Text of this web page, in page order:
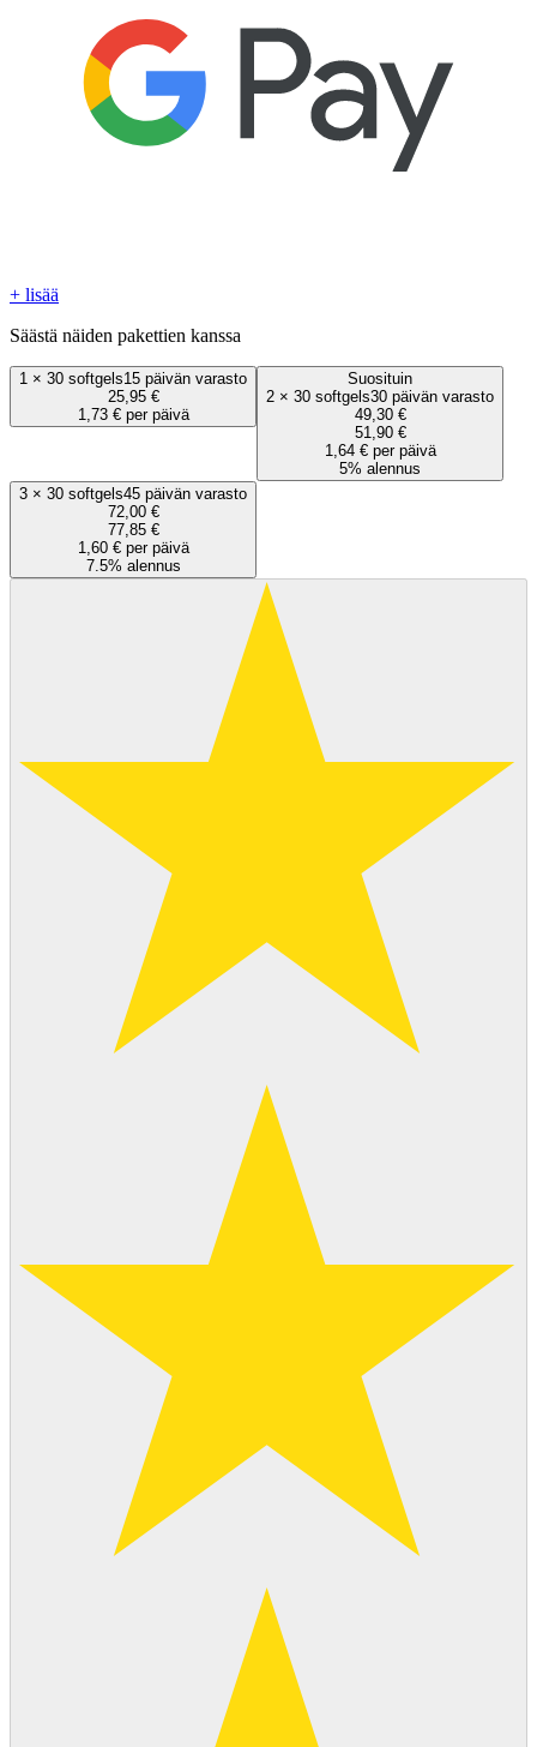
+ lisää
Säästä näiden pakettien kanssa
1 × 30 softgels15 päivän varasto
25,95 €
1,73 € per päivä
Suosituin
2 × 30 softgels30 päivän varasto
49,30 €
51,90 €
1,64 € per päivä
5% alennus
3 × 30 softgels45 päivän varasto
72,00 €
77,85 €
1,60 € per päivä
7.5% alennus